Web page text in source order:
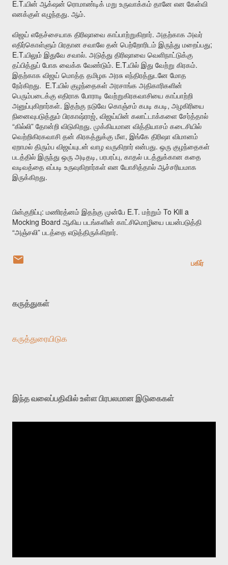
E.T.யின் ஆக்‌ஷன் ரொமாண்டிக் மறு உருவாக்கம் தானே என கேள்வி
எனக்குள் எழுந்தது. ஆம்.
விஜய் எதேச்சையாக திரிஷாவை காப்பாற்றுகிறார். அதற்காக அவர்
எதிர்கொள்ளும் பிரதான சவாலே தன் பெற்றோரிடம் இருந்து மறைப்பது;
E.T.யிலும் இதுவே சவால். அடுத்து திரிஷாவை வெளிநாட்டுக்கு
தப்பித்துப் போக வைக்க வேண்டும். E.T.யில் இது வேற்று கிரகம்.
இதற்காக விஜய் மொத்த தமிழக அரசு எந்திரத்துடனே மோத
நேர்கிறது. E.T.யில் குழந்தைகள் அரசாங்க அதிகாரிகளின்
பெரும்படைக்கு எதிராக போராடி வேற்றுகிரகவாசியை காப்பாற்றி
அனுப்புகிறார்கள். இதற்கு நடுவே கொஞ்சம் கபடி கபடி , அழகிரியை
நினைவுபடுத்தும் பிரகாஷ்ராஜ், விஜய்யின் கலாட்டாக்களை சேர்த்தால்
“கில்லி” தோன்றி விடுகிறது. முக்கியமான வித்தியாசம் கடைசியில்
வெற்றிகிரகவாசி தன் கிரகத்துக்கு மீள, இங்கே திரிஷா விமானம்
ஏறாமல் திரும்ப விஜய்யுடன் வாழ வருகிறார் என்பது. ஒரு குழந்தைகள்
படத்தில் இருந்து ஒரு அடிதடி , பரபரப்பு, காதல் படத்துக்கான கதை
வடிவத்தை எப்படி உருவுகிறார்கள் என யோசித்தால் ஆச்சரியமாக
இருக்கிறது.
பின்குறிப்பு: மணிரத்னம் இதற்கு முன்பே E.T. மற்றும் To Kill a
Mocking Board ஆகிய படங்களின் காட்சிமொழியை பயன்படுத்தி
“அஞ்சலி” படத்தை எடுத்திருக்கிறார்.
பகிர்
கருத்துகள்
கருத்துரையிடுக
இந்த வலைப்பதிவில் உள்ள பிரபலமான இடுகைகள்